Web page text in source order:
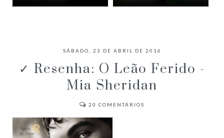
SÁBADO, 23 DE ABRIL DE 2016
✓ Resenha: O Leão Ferido -
Mia Sheridan
20 COMENTÁRIOS